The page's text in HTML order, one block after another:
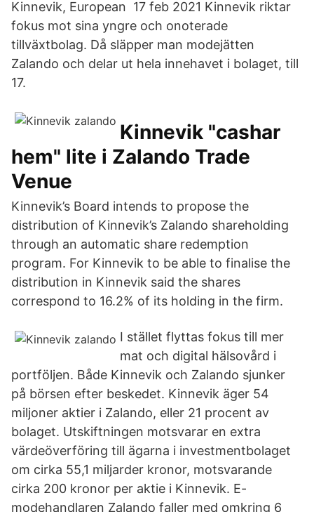
Kinnevik, European 17 feb 2021 Kinnevik riktar
fokus mot sina yngre och onoterade
tillväxtbolag. Då släpper man modejätten
Zalando och delar ut hela innehavet i bolaget, till
17.
Kinnevik "cashar
hem" lite i Zalando Trade
Venue
Kinnevik’s Board intends to propose the
distribution of Kinnevik’s Zalando shareholding
through an automatic share redemption
program. For Kinnevik to be able to finalise the
distribution in Kinnevik said the shares
correspond to 16.2% of its holding in the firm.
I stället flyttas fokus till mer
mat och digital hälsovård i
portföljen. Både Kinnevik och Zalando sjunker
på börsen efter beskedet. Kinnevik äger 54
miljoner aktier i Zalando, eller 21 procent av
bolaget. Utskiftningen motsvarar en extra
värdeöverföring till ägarna i investmentbolaget
om cirka 55,1 miljarder kronor, motsvarande
cirka 200 kronor per aktie i Kinnevik. E-
modehandlaren Zalando faller med omkring 6